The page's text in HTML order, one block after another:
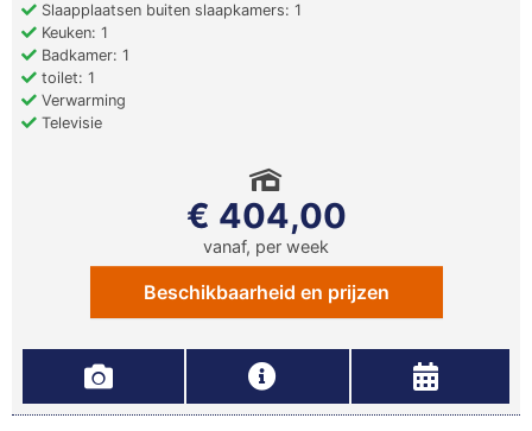
Slaapplaatsen buiten slaapkamers: 1
Keuken: 1
Badkamer: 1
toilet: 1
Verwarming
Televisie
€ 404,00
vanaf, per week
Beschikbaarheid en prijzen